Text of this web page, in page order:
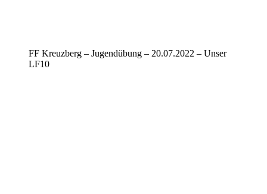
FF Kreuzberg – Jugendübung – 20.07.2022 – Unser
LF10